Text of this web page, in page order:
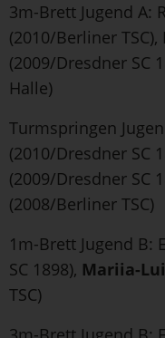
3m-Brett Jugend A:
(2010/Berliner
(2009/Dresdner SC
Halle)
Turmspringen
(2010/Dresdner SC
(2009/Dresdner SC
(2008/Berliner TSC)
1m-Brett Jugend B:
SC 1898), Mariia-
TSC)